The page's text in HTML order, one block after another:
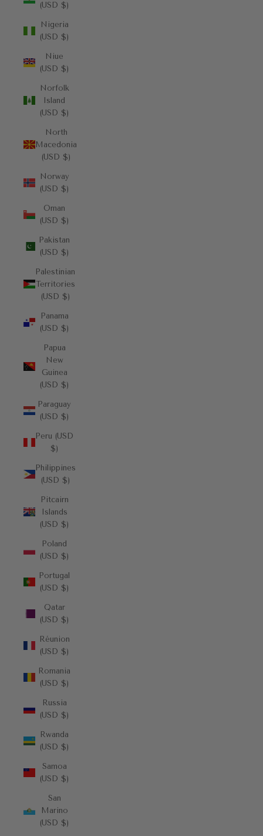
(USD $)
Nigeria
(USD $)
Niue
(USD $)
Norfolk
Island
(USD $)
North
Macedonia
(USD $)
Norway
(USD $)
Oman
(USD $)
Pakistan
(USD $)
Palestinian
Territories
(USD $)
Panama
(USD $)
Papua
New
Guinea
(USD $)
Paraguay
(USD $)
Peru (USD
$)
Philippines
(USD $)
Pitcairn
Islands
(USD $)
Poland
(USD $)
Portugal
(USD $)
Qatar
(USD $)
Réunion
(USD $)
Romania
(USD $)
Russia
(USD $)
Rwanda
(USD $)
Samoa
(USD $)
San
Marino
(USD $)